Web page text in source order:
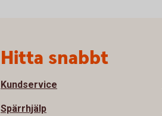
Hitta snabbt
Kundservice
Spärrhjälp